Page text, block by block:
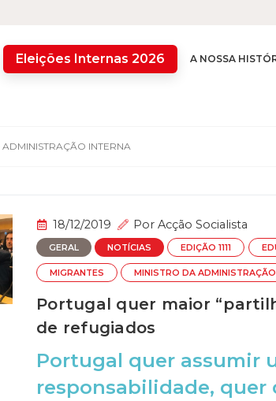
Eleições Internas 2026 A NOSSA
INTERNA
18/12/2019 Por Acção Socialista
GERAL NOTÍCIAS EDIÇÃO 1111
MIGRANTES MINISTRO DA
Portugal quer maior
de refugiados
Portugal quer assumir
responsabilidade, quer